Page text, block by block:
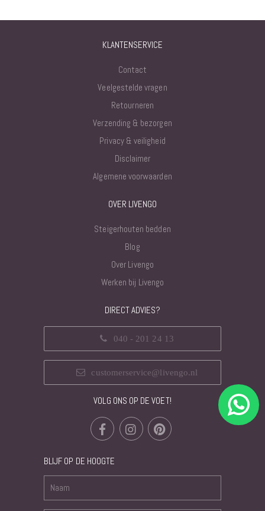
KLANTENSERVICE
Contact
Veelgestelde vragen
Retourneren
Verzending & bezorgen
Privacy & veiligheid
Disclaimer
Algemene voorwaarden
OVER LIVENGO
Steigerhouten bedden
Blog
Over Livengo
Werken bij Livengo
DIRECT ADVIES?
040 - 201 24 13
customerservice@livengo.nl
VOLG ONS OP DE VOET!
BLIJF OP DE HOOGTE